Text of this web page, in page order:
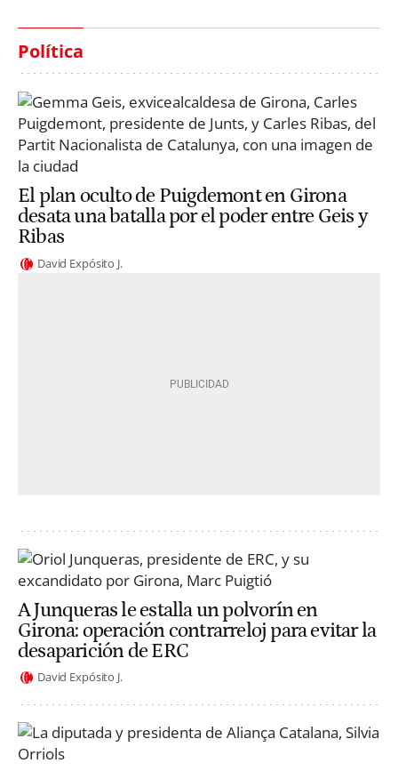
Política
El plan oculto de Puigdemont en Girona
desata una batalla por el poder entre Geis y
Ribas
David Expósito J.
A Junqueras le estalla un polvorín en
Girona: operación contrarreloj para evitar la
desaparición de ERC
David Expósito J.